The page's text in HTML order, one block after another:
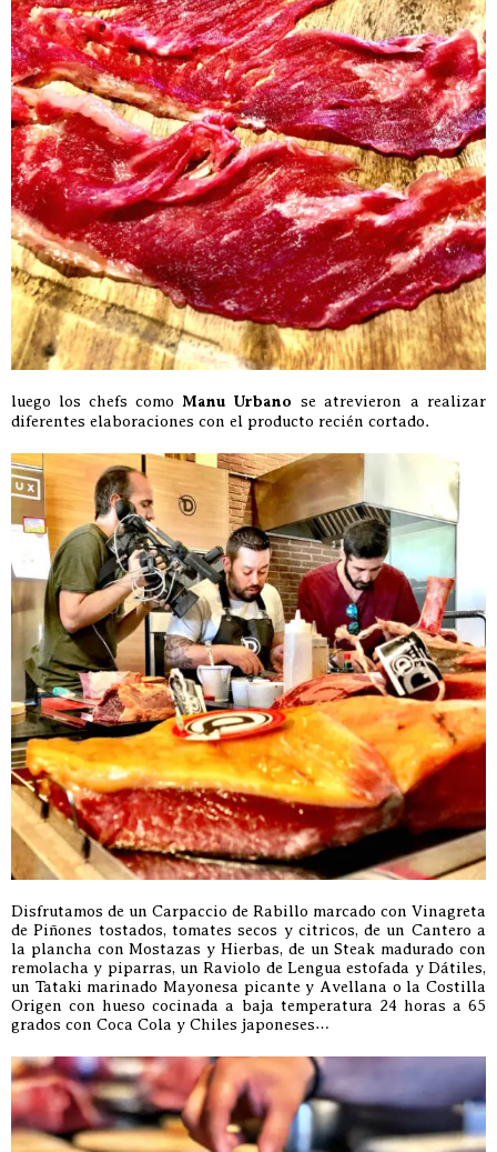
luego los chefs como Manu Urbano se atrevieron a realizar
diferentes elaboraciones con el producto recién cortado.
Disfrutamos de un Carpaccio de Rabillo marcado con Vinagreta
de Piñones tostados, tomates secos y citricos, de un Cantero a
la plancha con Mostazas y Hierbas, de un Steak madurado con
remolacha y piparras, un Raviolo de Lengua estofada y Dátiles,
un Tataki marinado Mayonesa picante y Avellana o la Costilla
Origen con hueso cocinada a baja temperatura 24 horas a 65
grados con Coca Cola y Chiles japoneses…